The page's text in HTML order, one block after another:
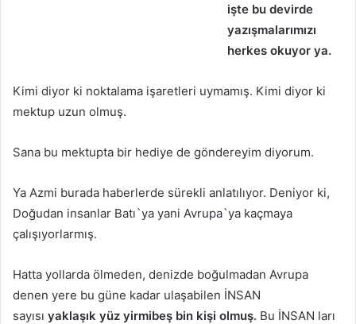
işte bu devirde
yazışmalarımızı
herkes okuyor ya.
Kimi diyor ki noktalama işaretleri uymamış. Kimi diyor ki
mektup uzun olmuş.
Sana bu mektupta bir hediye de göndereyim diyorum.
Ya Azmi burada haberlerde sürekli anlatılıyor. Deniyor ki,
Doğudan insanlar Batı`ya yani Avrupa`ya kaçmaya
çalışıyorlarmış.
Hatta yollarda ölmeden, denizde boğulmadan Avrupa
denen yere bu güne kadar ulaşabilen İNSAN
sayısı yaklaşık yüz yirmibeş bin kişi olmuş. Bu İNSAN ları